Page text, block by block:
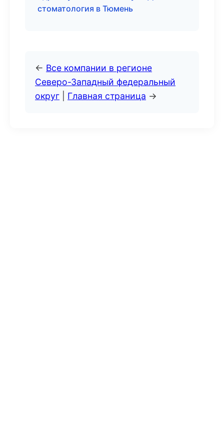
стоматология в Тюмень
← Все компании в регионе
Северо-Западный федеральный
округ
Главная страница →